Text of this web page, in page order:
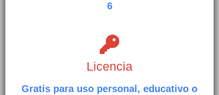
6
Licencia
Gratis para uso personal, educativo o